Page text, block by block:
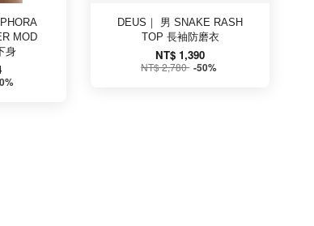
MOD
身
DEUS｜ 男 SNAKE RASH
TOP 長袖防磨衣
NT$ 1,390
NT$ 2,780 -50%